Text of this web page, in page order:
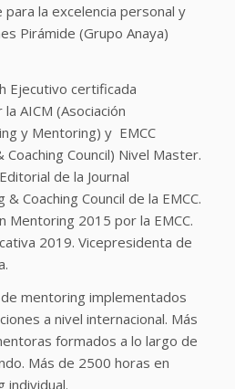
la excelencia personal y
Pirámide (Grupo Anaya)
Ejecutivo certificada
AICM (Asociación
y Mentoring) y EMCC
Council) Nivel Master.
de la Journal
Coaching Council de la EMCC.
Mentoring 2015 por la EMCC.
2019. Vicepresidenta de
mentoring implementados
a nivel internacional. Más
formados a lo largo de
Más de 2500 horas en
individual.